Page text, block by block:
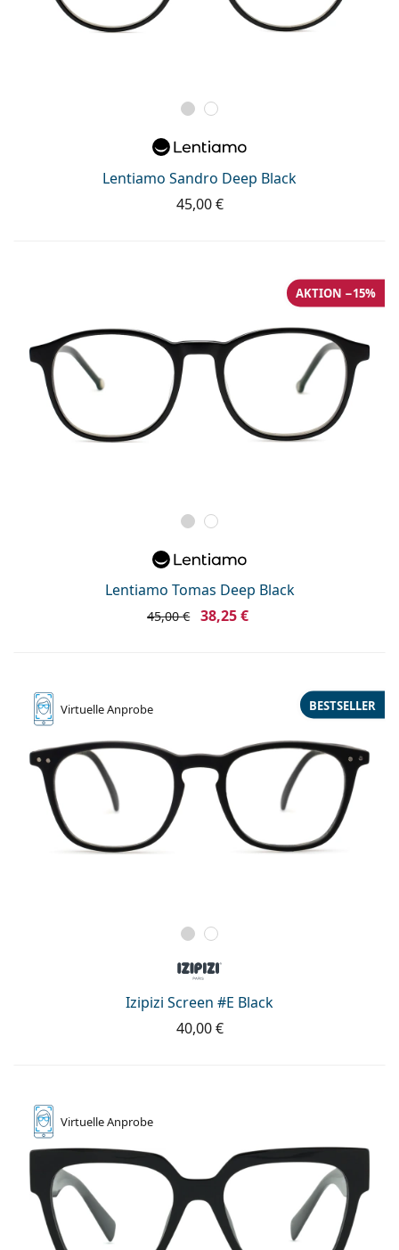
Lentiamo Sandro Deep Black
45,00 €
Lentiamo Tomas Deep Black
AKTION −15%
45,00 € 38,25 €
VirtuelleAnprobe
Izipizi Screen #E Black
BESTSELLER
40,00 €
VirtuelleAnprobe